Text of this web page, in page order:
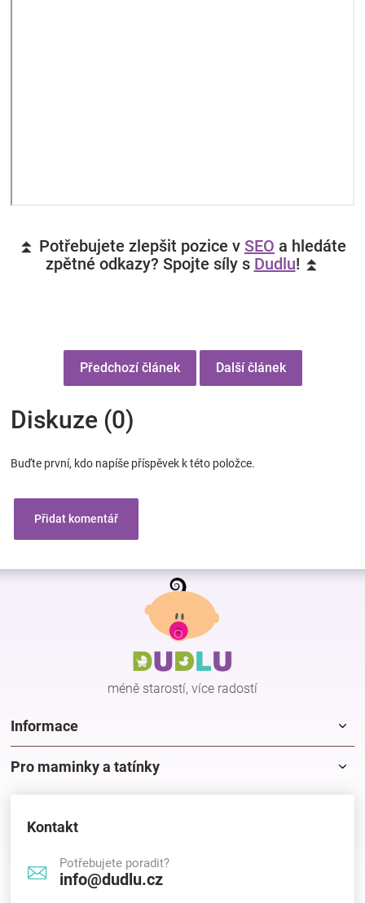
⏫ Potřebujete zlepšit pozice v SEO a hledáte
zpětné odkazy? Spojte síly s Dudlu! ⏫
Předchozí článek Další článek
Diskuze (0)
Buďte první, kdo napíše příspěvek k této položce.
Přidat komentář
Z
méně starostí, více radostí
Informace
Pro maminky a tatínky
Kontakt
Potřebujete poradit?
info@dudlu.cz